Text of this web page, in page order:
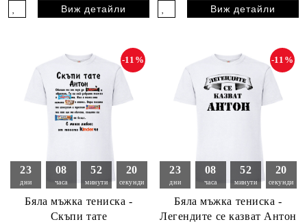
Виж детайли Виж детайли
23
дни
08
часа
52
минути
18
секунди
Бяла мъжка тениска -
Скъпи тате
-11%
23
дни
08
часа
52
минути
18
секунди
Бяла мъжка тениска -
Легендите се казват Антон
-11%